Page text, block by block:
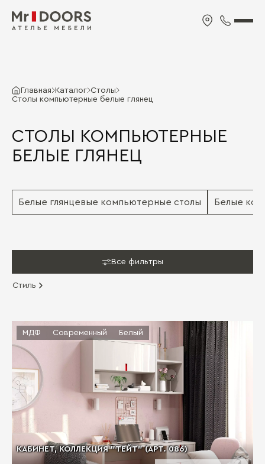
Главная Каталог Cтолы
Столы компьютерные белые глянец
СТОЛЫ КОМПЬЮТЕРНЫЕ
БЕЛЫЕ ГЛЯНЕЦ
Белые глянцевые компьютерные столы Белые
Все фильтры
Стиль
КАБИНЕТ, КОЛЛЕКЦИЯ "ТЕЙТ" (АРТ. 086)
МДФ Современный Белый